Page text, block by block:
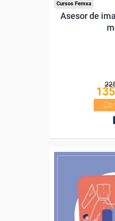
Cursos Femxa
Asesor de
Descuentos
Sin